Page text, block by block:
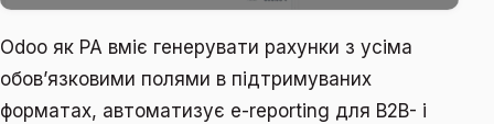
Odoo як PA вміє генерувати рахунки з усіма
обов’язковими полями в підтримуваних
форматах, автоматизує e-reporting для B2B- і